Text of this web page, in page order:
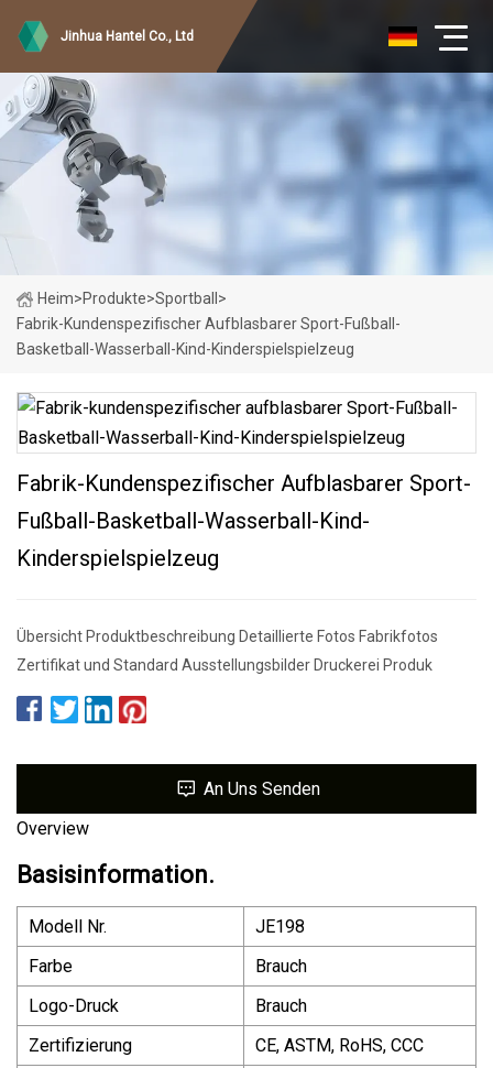
Jinhua Hantel Co., Ltd
Heim>Produkte>Sportball >
Fabrik-Kundenspezifischer Aufblasbarer Sport-Fußball-
Basketball-Wasserball-Kind-Kinderspielspielzeug
Fabrik-Kundenspezifischer Aufblasbarer Sport-
Fußball-Basketball-Wasserball-Kind-
Kinderspielspielzeug
Übersicht Produktbeschreibung Detaillierte Fotos Fabrikfotos
Zertifikat und Standard Ausstellungsbilder Druckerei Produk
An Uns Senden
Overview
Basisinformation.
Modell Nr.
JE198
Farbe
Brauch
Logo-Druck
Brauch
Zertifizierung
CE, ASTM, RoHS, CCC